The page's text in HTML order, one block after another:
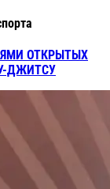
ОТКРЫТЫХ
ДЖИТСУ